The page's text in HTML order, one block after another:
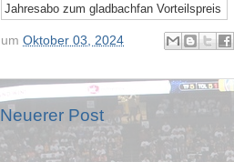
Jahresabo zum gladbachfan Vorteilspreis
um Oktober 03, 2024
Neuerer Post